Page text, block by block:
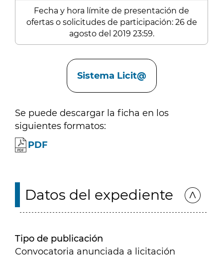
Fecha y hora límite de presentación de
ofertas o solicitudes de participación: 26 de
agosto del 2019 23:59.
Sistema Licit@
Se puede descargar la ficha en los
siguientes formatos:
PDF
Datos del expediente
Tipo de publicación
Convocatoria anunciada a licitación